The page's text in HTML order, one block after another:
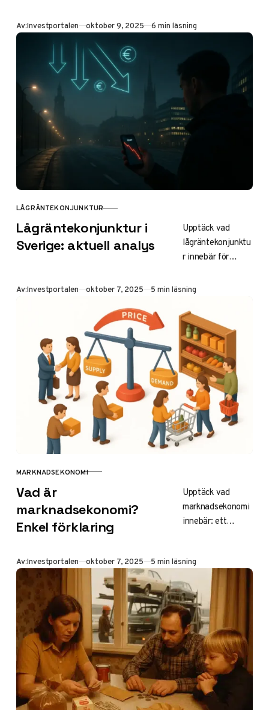
följ utvecklingen
från topp 2022
till 3,1% i
september 2025.
Prognoser pekar
mot 2% – tips för
din ekonomi och
kalkylatorer för
att räkna ut
Av:Investportalen Publicerad
oktober 9, 2025 6 min läsning
KATEGORI
LÅGRÄNTEKONJUNKTUR
Lågräntekonjunktur i
Sverige: aktuell analys
Upptäck vad
lågräntekonjunktu
r innebär för
2025. Lär dig om
ränta,
arbetslöshet och
prognoser. Tips
för att navigera
osäkerheter och
stimulera tillväxt.
Av:Investportalen Publicerad
oktober 7, 2025 5 min läsning
KATEGORI
MARKNADSEKONOMI
Vad är
marknadsekonomi?
Enkel förklaring
Upptäck vad
marknadsekonomi
innebär: ett
efterfrågan med
fri konkurrens och
innovation. Läs
om fördelar som
tillväxt, nackdelar
som ojämlikhet,
skillnader mot
planekonomi och
exempel från
Sverige och USA.
Av:Investportalen Publicerad
oktober 7, 2025 5 min läsning